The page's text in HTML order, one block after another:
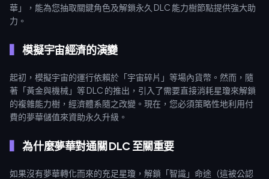
華」，能為您抽取關鍵角色及解鎖永久 DLC 能力樹節點提供強大助
力。
模擬宇宙經濟的演變
起初，模擬宇宙的運行依賴於「宇宙碎片」等場內貨幣。然而，隨
著「黃金與機械」等 DLC 的推出，引入了需要直接消耗星瓊來解鎖
的複雜能力樹，經濟體系隨之改變。現在，您必須策略性地利用付
費的夢華儲值來資助永久升級。
為什麼夢華對通關 DLC 至關重要
如果沒有夢華轉化而來的充足星瓊，解鎖「智識」命途（這被公認